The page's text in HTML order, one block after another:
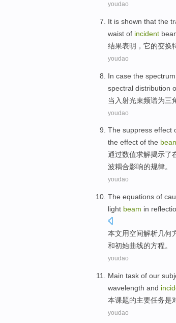
youdao
It is shown that the
waist of incident
结果表明 ， 它的变换
youdao
In case the spectrum
spectral distribution
当 入射光束频谱为三
youdao
The suppress effect
the effect of the
通过数值求解揭示了
波耦合影响的规律。
youdao
The equations of
light beam in
本文用空间解析几何
和初始曲线的方程。
youdao
Main task of our
wavelength and
本课题的主要任务是
youdao